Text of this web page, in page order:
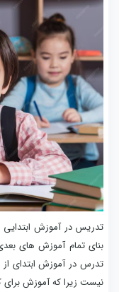
تدریس در آموزش ابتدایی
بنای تمام آموزش های
تدرس در آموزش ابتدای
نیست زیرا که آموزش برای